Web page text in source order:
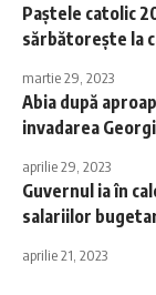
Paștele catolic
sărbătorește la
martie 29, 2023
Abia după
invadarea
aprilie 29, 2023
Guvernul ia în
salariilor
aprilie 21, 2023